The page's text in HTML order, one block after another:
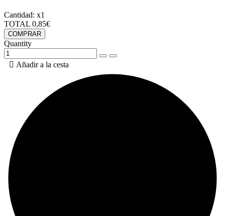
Cantidad: x1
TOTAL 0,85€
COMPRAR
Quantity
 Añadir a la cesta